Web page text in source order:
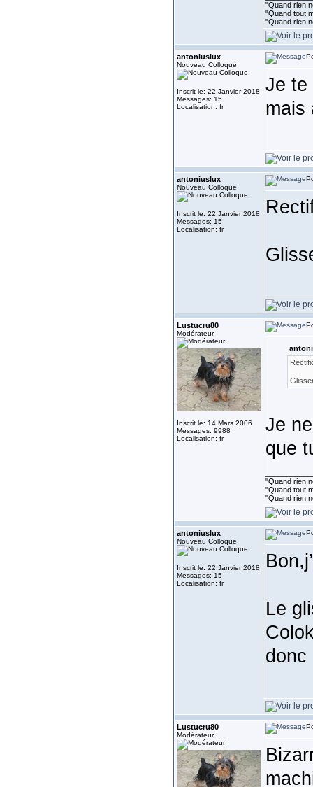
"Quand rien
"Quand tout
"Quand rien
antoniuslux
Nouveau Colloque
Inscrit le: 22 Janvier 2018
Messages: 15
Localisation: fr
Je te
mais
antoniuslux
Nouveau Colloque
Inscrit le: 22 Janvier 2018
Messages: 15
Localisation: fr
Lustucru80
Modérateur
Inscrit le: 14 Mars 2006
Messages: 9988
Localisation: fr
Je
que
"Quand rien
"Quand tout
"Quand rien
antoniuslux
Nouveau Colloque
Inscrit le: 22 Janvier 2018
Messages: 15
Localisation: fr
Le
donc
Lustucru80
Modérateur